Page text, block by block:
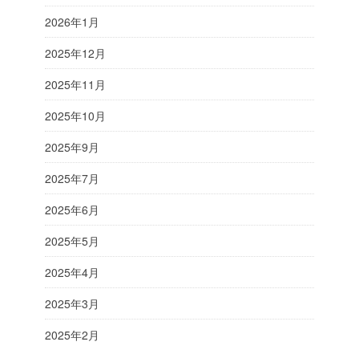
2026年1月
2025年12月
2025年11月
2025年10月
2025年9月
2025年7月
2025年6月
2025年5月
2025年4月
2025年3月
2025年2月